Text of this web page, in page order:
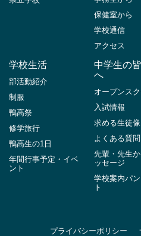
保健室から
学校通信
アクセス
学校生活
部活動紹介
制服
鴨高祭
修学旅行
鴨高生の1日
年間行事予定・イベ
ント
中学生の
へ
オープンス
入試情報
求める生徒像
よくある質問
先輩・先生
ッセージ
学校案内パ
ト
プライバシーポリシー